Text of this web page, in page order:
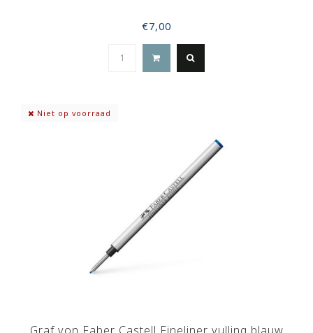
€7,00
Niet op voorraad